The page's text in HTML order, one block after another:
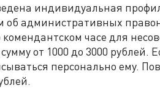
индивидуальная
об административных
часе для
от 1000 до 3000 рублей.
персонально ему.